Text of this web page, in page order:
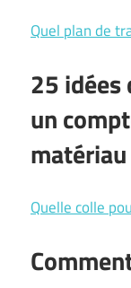
Quel plan de
25 idées
un
matériau
Quelle colle